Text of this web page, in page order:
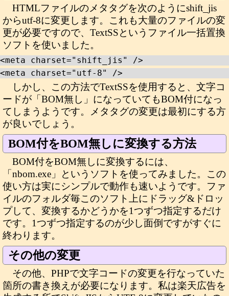
HTMLファイルのメタタグを次のようにshift_jis
からutf-8に変更します。これも大量のファイルの変
更が必要ですので、TextSSというファイル一括置換
ソフトを使いました。
<meta charset="shift_jis" />
<meta charset="utf-8" />
しかし、この方法でTextSSを使用すると、文字コ
ードが「BOM無し」になっていてもBOM付になっ
てしまうようです。メタタグの変更は最初にする方
が良いでしょう。
BOM付をBOM無しに変換する方法
BOM付をBOM無しに変換するには、
「nbom.exe」というソフトを使ってみました。この
使い方は実にシンプルで動作も速いようです。ファ
イルのフォルダ毎このソフト上にドラッグ&ドロッ
プして、変換するかどうかを1つずつ指定するだけ
です。1つずつ指定するのが少し面倒ですがすぐに
終わります。
その他の変更
その他、PHPで文字コードの変更を行なっていた
箇所の書き換えが必要になります。私は楽天広告を